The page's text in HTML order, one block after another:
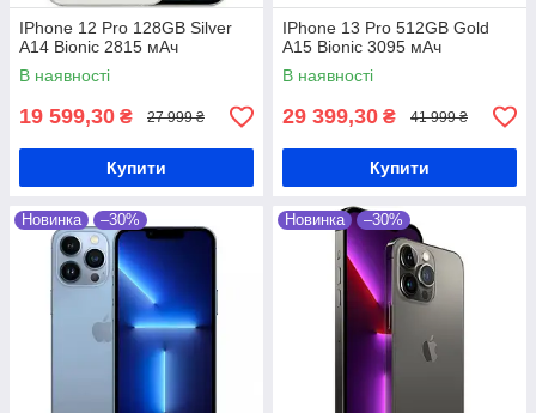
IPhone 12 Pro 128GB Silver
A14 Bionic 2815 мАч
В наявності
19 599,30 ₴ 27 999 ₴
Купити
IPhone 13 Pro 512GB Gold
A15 Bionic 3095 мАч
В наявності
29 399,30 ₴ 41 999 ₴
Купити
Новинка –30% Новинка –30%